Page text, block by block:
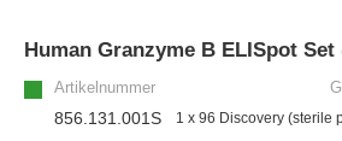
Human Granzyme B ELISpot
Artikelnummer
856.131.001S 1 x 96 Discovery (sterile